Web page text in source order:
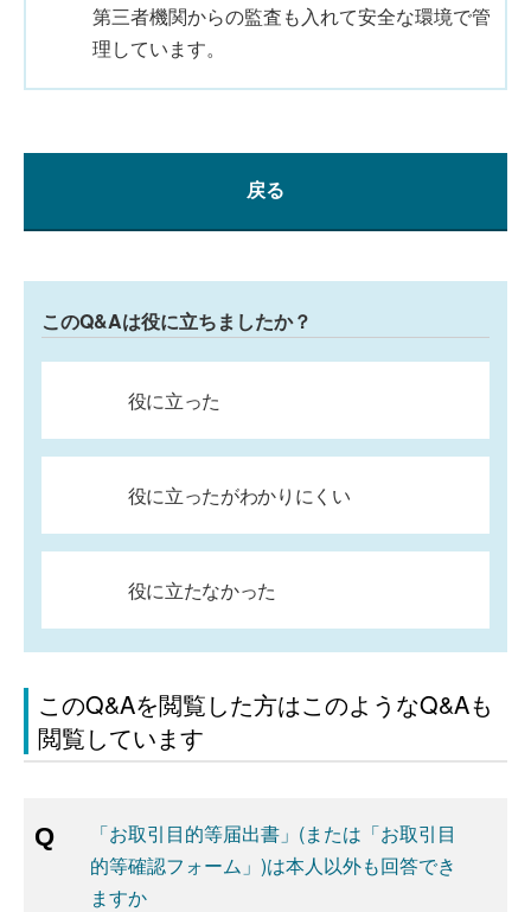
第三者機関からの監査も入れて安全な環境で管
理しています。
戻る
このQ&Aは役に立ちましたか？
役に立った
役に立ったがわかりにくい
役に立たなかった
このQ&Aを閲覧した方はこのようなQ&Aも
閲覧しています
「お取引目的等届出書」(または「お取引目
的等確認フォーム」)は本人以外も回答でき
ますか